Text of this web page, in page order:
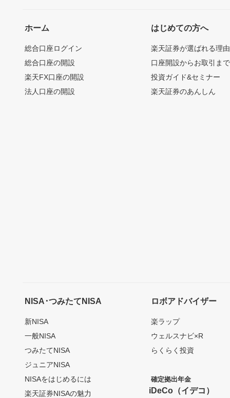
ホーム
総合口座ログイン
総合口座の開設
楽天FX口座の開設
法人口座の開設
はじめての方へ
楽天証券が選ばれる理由
口座開設からお取引ま
投資ガイド&セミナー
楽天証券のあんしん
NISA･つみたてNISA
新NISA
一般NISA
つみたてNISA
ジュニアNISA
NISAをはじめるには
楽天証券NISAの魅力
ロボアドバイザー
楽ラップ
ウェルスナビ×R
らくらく投資
確定拠出年金
iDeCo（イデコ）